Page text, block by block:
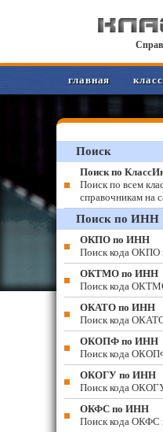
главная
Поиск
Поиск по
Поиск по всем
справочникам на
Поиск по ИНН
ОКПО по ИНН
Поиск кода
ОКТМО по ИНН
Поиск кода
ОКАТО по ИНН
Поиск кода
ОКОПФ по ИНН
Поиск кода
ОКОГУ по ИНН
Поиск кода
ОКФС по ИНН
Поиск кода